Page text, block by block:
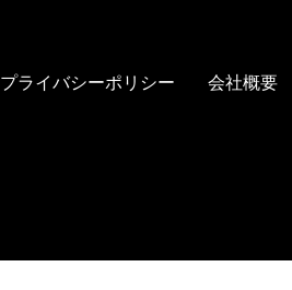
プライバシーポリシー 会社概要